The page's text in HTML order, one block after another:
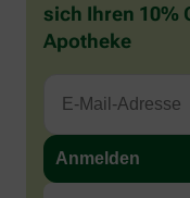
sich Ihren 10%
Apotheke